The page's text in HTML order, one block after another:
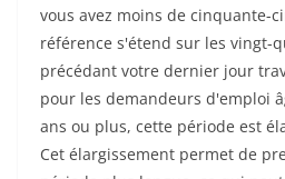
vous avez moins de cinquante-
référence s'étend sur les vingt-
précédant votre dernier jour
pour les demandeurs d'emploi
ans ou plus, cette période est
Cet élargissement permet de